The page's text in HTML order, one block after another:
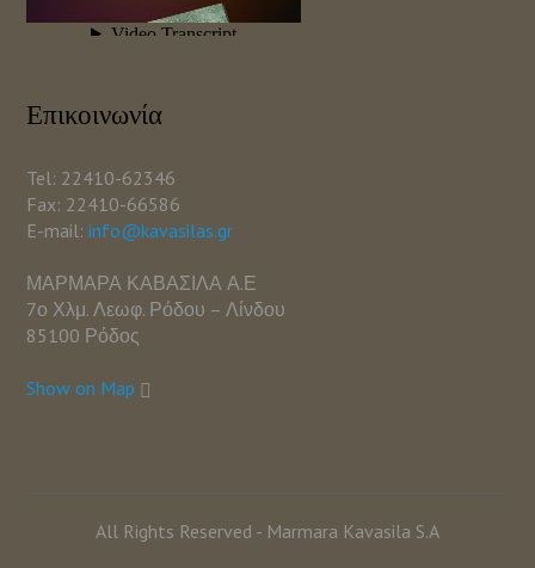
Επικοινωνία
Tel: 22410-62346
Fax: 22410-66586
E-mail:info@kavasilas.gr
ΜΑΡΜΑΡΑ ΚΑΒΑΣΙΛΑ Α.Ε
7ο Χλμ. Λεωφ. Ρόδου – Λίνδου
85100 Ρόδος
Show on Map
All Rights Reserved - Marmara Kavasila S.A